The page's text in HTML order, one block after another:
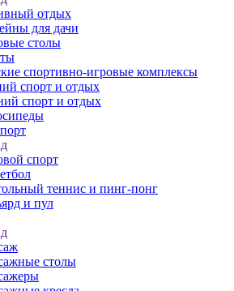
отдых
для дачи
столы
спортивно-игровые комплексы
спорт и отдых
спорт и отдых
спорт
теннис и пинг-понг
и пул
столы